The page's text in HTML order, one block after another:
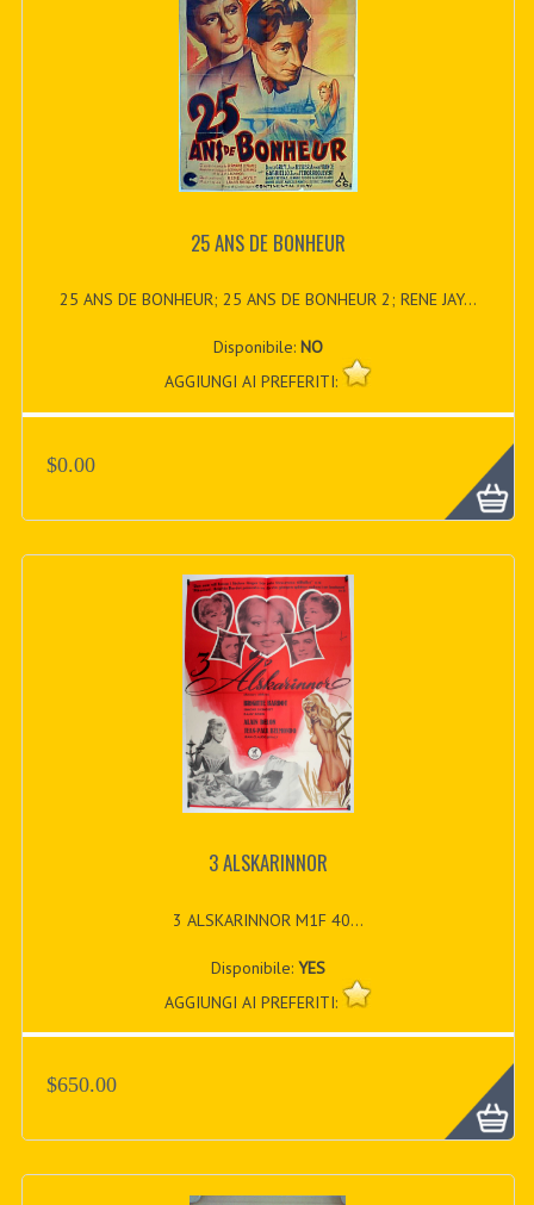
25 ANS DE BONHEUR
25 ANS DE BONHEUR; 25 ANS DE BONHEUR 2; RENE JAY...
Disponibile: NO
AGGIUNGI AI PREFERITI:
$0.00
3 ALSKARINNOR
3 ALSKARINNOR M1F 40...
Disponibile: YES
AGGIUNGI AI PREFERITI:
$650.00